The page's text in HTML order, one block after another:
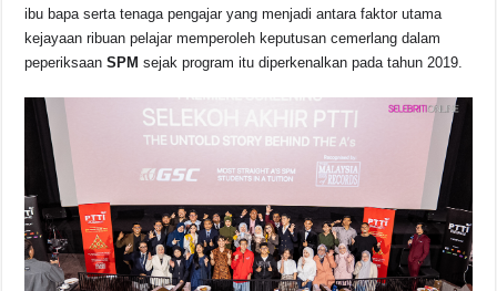
ibu bapa serta tenaga pengajar yang menjadi antara faktor utama
kejayaan ribuan pelajar memperoleh keputusan cemerlang dalam
peperiksaanSPM sejak program itu diperkenalkan pada tahun 2019.